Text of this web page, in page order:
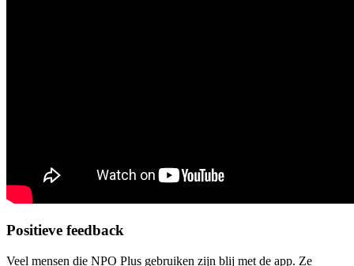
Positieve feedback
Veel mensen die NPO Plus gebruiken zijn blij met de app. Ze